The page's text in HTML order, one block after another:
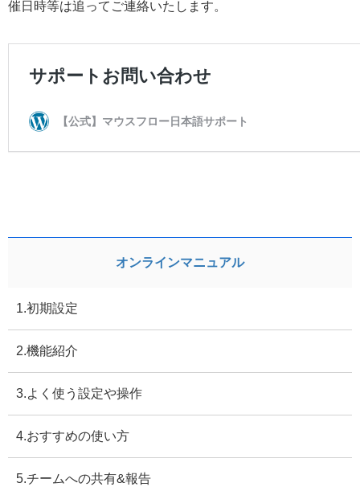
催日時等は追ってご連絡いたします。
オンラインマニュアル
1.初期設定
2.機能紹介
3.よく使う設定や操作
4.おすすめの使い方
5.チームへの共有&報告